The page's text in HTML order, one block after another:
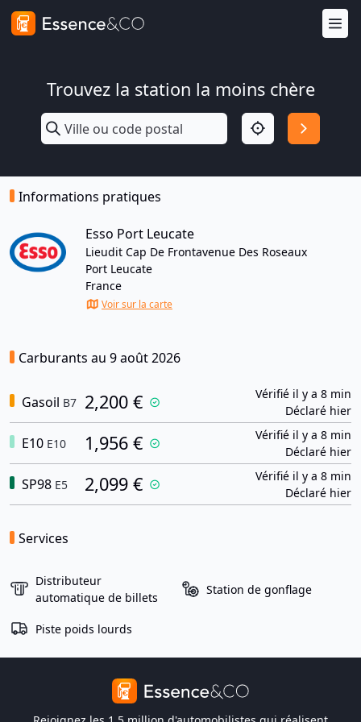
Trouvez la station la moins chère
Informations pratiques
Esso Port Leucate
Lieudit Cap De Frontavenue Des Roseaux
Port Leucate
France
Voir sur la carte
Carburants au 9 août 2026
Gasoil B7 2,200 €
Vérifié il y a 8 min
Déclaré hier
E10 E10 1,956 €
Vérifié il y a 8 min
Déclaré hier
SP98 E5 2,099 €
Vérifié il y a 8 min
Déclaré hier
Services
Distributeur
automatique de billets
Station de gonflage
Piste poids lourds